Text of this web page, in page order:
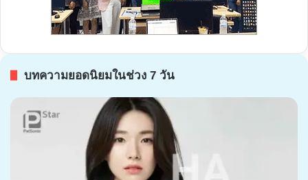
บทความยอดนิยมในช่วง 7 วัน